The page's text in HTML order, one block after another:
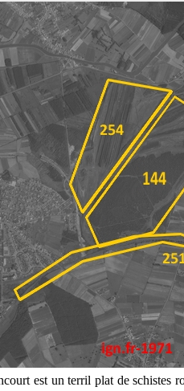
est un terril plat de schistes